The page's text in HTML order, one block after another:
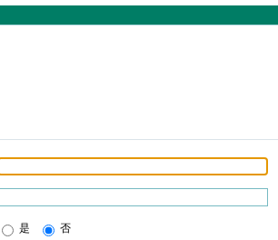
是 否